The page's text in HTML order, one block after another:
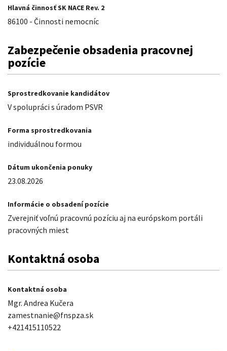
Hlavná činnosť SK NACE Rev. 2
86100 - Činnosti nemocníc
Zabezpečenie obsadenia pracovnej
pozície
Sprostredkovanie kandidátov
V spolupráci s úradom PSVR
Forma sprostredkovania
individuálnou formou
Dátum ukončenia ponuky
23.08.2026
Informácie o obsadení pozície
Zverejniť voľnú pracovnú pozíciu aj na európskom portáli
pracovných miest
Kontaktná osoba
Kontaktná osoba
Mgr. Andrea Kučera
zamestnanie@fnspza.sk
+421415110522